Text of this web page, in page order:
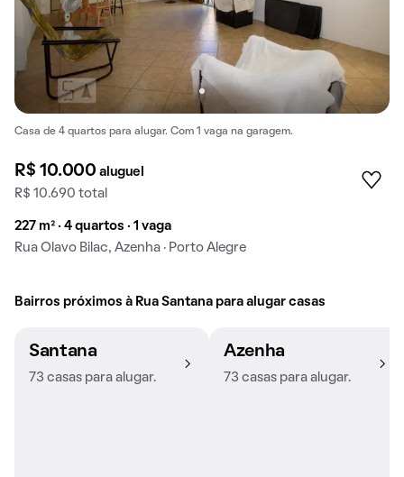
Casa de 4 quartos para alugar. Com 1 vaga na garagem.
R$ 10.000aluguel
R$ 10.690 total
227 m² · 4 quartos · 1 vaga
Rua Olavo Bilac, Azenha · Porto Alegre
Bairros próximos à Rua Santana para alugar casas
Santana
73 casas para alugar.
Azenha
73 casas para alugar.